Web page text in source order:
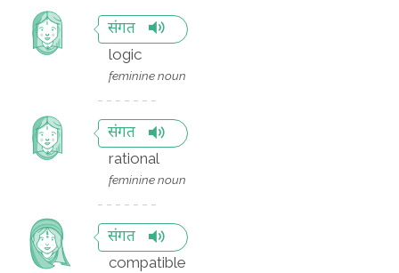
संगत
logic
feminine noun
संगत
rational
feminine noun
संगत
compatible